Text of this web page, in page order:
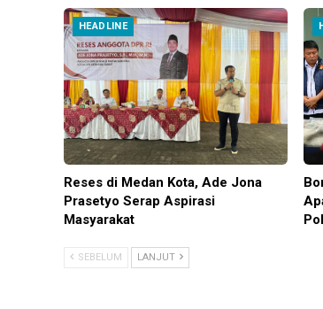
HEADLINE
Reses di Medan Kota, Ade Jona
Prasetyo Serap Aspirasi
Masyarakat
SEBELUM LANJUT